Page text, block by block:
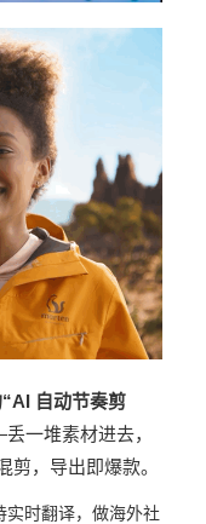
自动节奏剪
一堆素材进去，
剪，导出即爆款。
实时翻译，做海外社